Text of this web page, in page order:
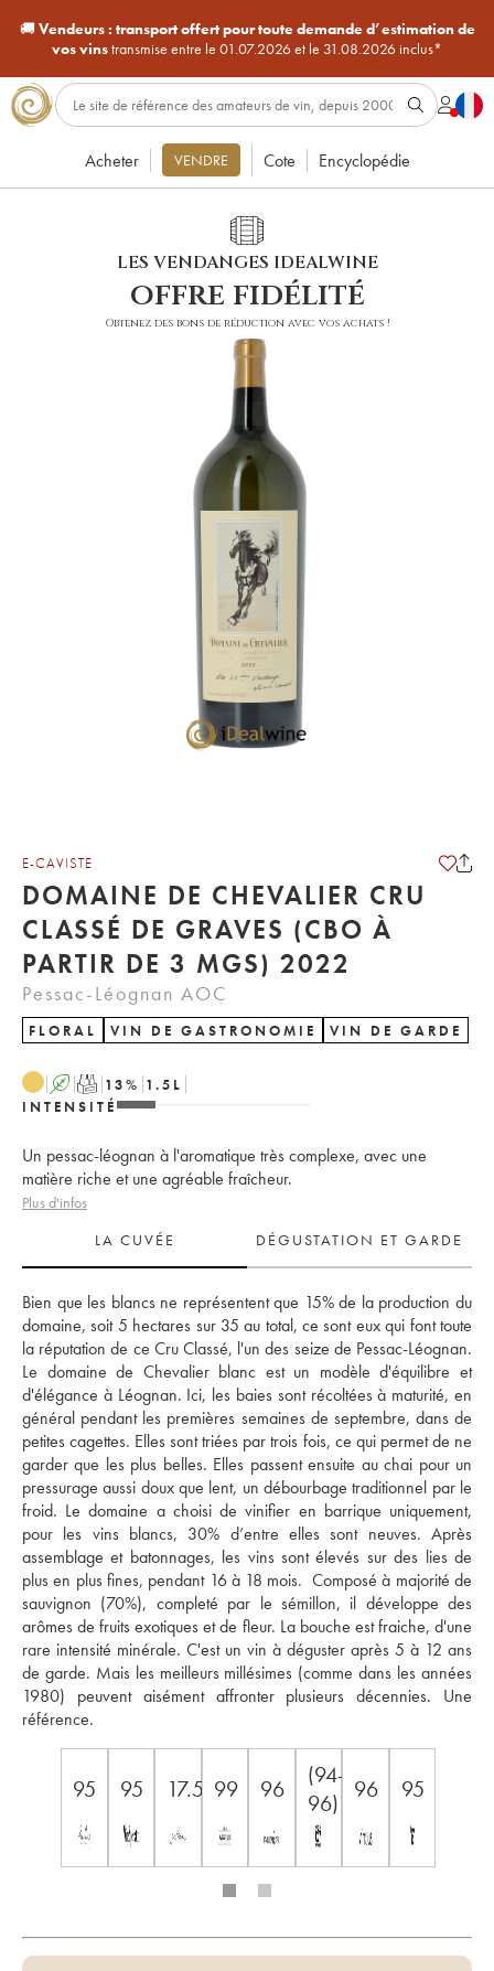
🚚Vendeurs : transport offert pour toute demande d’estimation de
vos vinstransmise entre le 01.07.2026 et le 31.08.2026 inclus*
Acheter VENDRE Cote Encyclopédie
LES VENDANGES IDEALWINE
offre fidélité
Obtenez des bons de réduction avec vos achats !
E-CAVISTE
DOMAINE DE CHEVALIER CRU
CLASSÉ DE GRAVES (CBO À
PARTIR DE 3 MGS) 2022
Pessac-Léognan AOC
FLORAL VIN DE GASTRONOMIE VIN DE GARDE
A T 13% 1.5 L
INTENSITÉ
Un pessac-léognan à l'aromatique très complexe, avec une
matière riche et une agréable fraîcheur.
Plus d'infos
LA CUVÉE
DÉGUSTATION ET GARDE
Bien que les blancs ne représentent que 15% de la production du
domaine, soit 5 hectares sur 35 au total, ce sont eux qui font toute
la réputation de ce Cru Classé, l'un des seize de Pessac-Léognan.
Le domaine de Chevalier blanc est un modèle d'équilibre et
d'élégance à Léognan. Ici, les baies sont récoltées à maturité, en
général pendant les premières semaines de septembre, dans de
petites cagettes. Elles sont triées par trois fois, ce qui permet de ne
garder que les plus belles. Elles passent ensuite au chai pour un
pressurage aussi doux que lent, un débourbage traditionnel par le
froid. Le domaine a choisi de vinifier en barrique uniquement,
pour les vins blancs, 30% d’entre elles sont neuves. Après
assemblage et batonnages, les vins sont élevés sur des lies de
plus en plus fines, pendant 16 à 18 mois.  Composé à majorité de
sauvignon (70%), completé par le sémillon, il développe des
arômes de fruits exotiques et de fleur. La bouche est fraiche, d'une
rare intensité minérale. C'est un vin à déguster après 5 à 12 ans
de garde. Mais les meilleurs millésimes (comme dans les années
1980) peuvent aisément affronter plusieurs décennies. Une
référence.
95 95 17.5 99 96
(94-
96)
96 95